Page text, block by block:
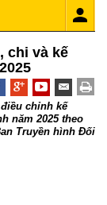
chi và kế
chỉnh kế
năm 2025 theo
Truyền hình Đối